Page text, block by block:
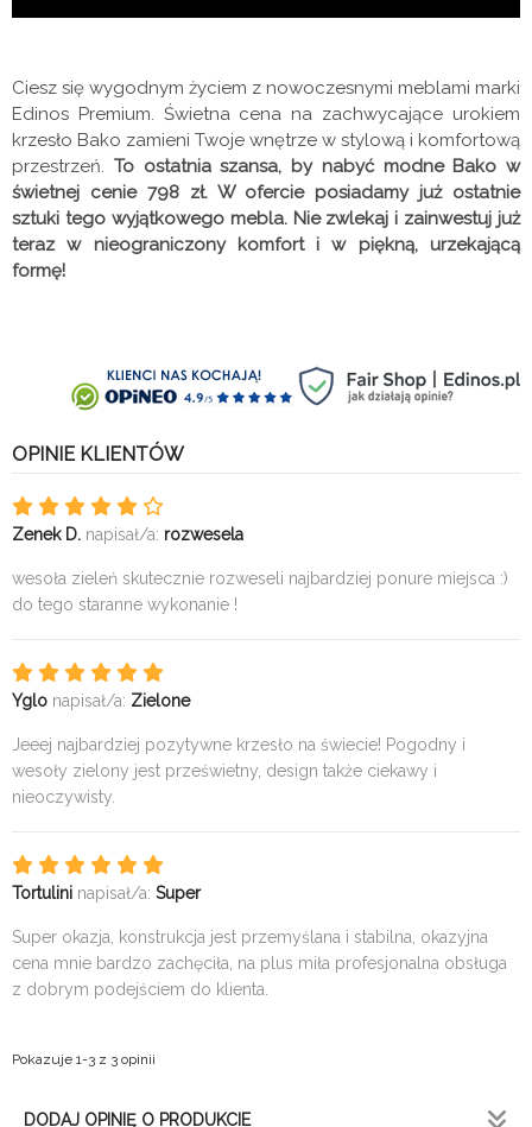
Ciesz się wygodnym życiem z nowoczesnymi meblami marki
Edinos Premium. Świetna cena na zachwycające urokiem
krzesło Bako zamieni Twoje wnętrze w stylową i komfortową
przestrzeń. To ostatnia szansa, by nabyć modne Bako w
świetnej cenie 798 zł. W ofercie posiadamy już ostatnie
sztuki tego wyjątkowego mebla. Nie zwlekaj i zainwestuj już
teraz w nieograniczony komfort i w piękną, urzekającą
formę!
OPINIE KLIENTÓW
Zenek D. napisał/a: rozwesela
wesoła zieleń skutecznie rozweseli najbardziej ponure miejsca :)
do tego staranne wykonanie !
Yglo napisał/a: Zielone
Jeeej najbardziej pozytywne krzesło na świecie! Pogodny i
wesoły zielony jest prześwietny, design także ciekawy i
nieoczywisty.
Tortulini napisał/a: Super
Super okazja, konstrukcja jest przemyślana i stabilna, okazyjna
cena mnie bardzo zachęciła, na plus miła profesjonalna obsługa
z dobrym podejściem do klienta.
Pokazuje 1-3 z 3 opinii
DODAJ OPINIĘ O PRODUKCIE